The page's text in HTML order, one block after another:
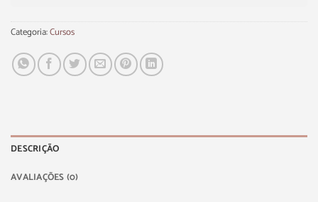
Categoria:Cursos
DESCRIÇÃO
AVALIAÇÕES (0)